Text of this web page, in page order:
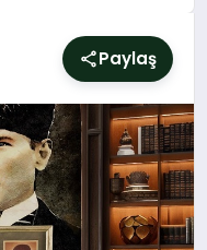
Paylaş